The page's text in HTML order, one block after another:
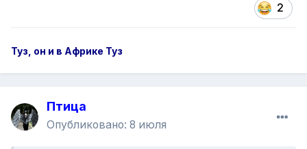
2
Туз, он и в Африке Туз
Птица
Опубликовано: 8 июля